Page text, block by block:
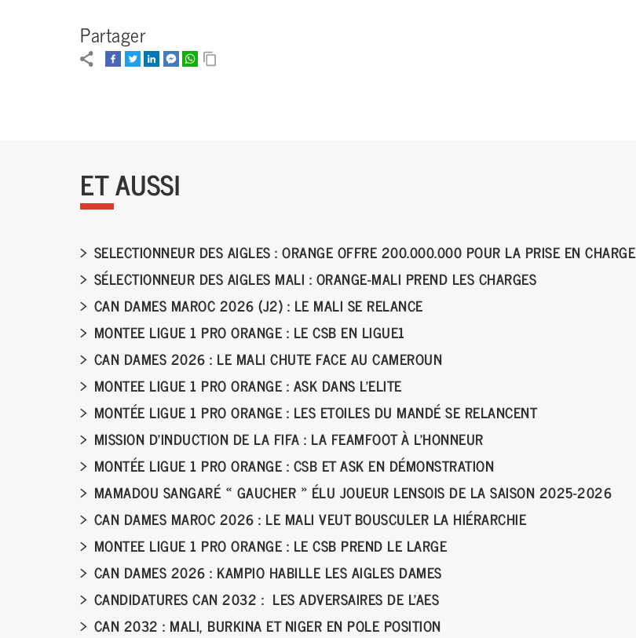
Partager
ET AUSSI
SELECTIONNEUR DES AIGLES : ORANGE OFFRE 200.000.000 POUR LA PRISE EN CHARGE
SÉLECTIONNEUR DES AIGLES MALI : ORANGE-MALI PREND LES CHARGES
CAN DAMES MAROC 2026 (J2) : LE MALI SE RELANCE
MONTEE LIGUE 1 PRO ORANGE : LE CSB EN LIGUE1
CAN DAMES 2026 : LE MALI CHUTE FACE AU CAMEROUN
MONTEE LIGUE 1 PRO ORANGE : ASK DANS L’ELITE
MONTÉE LIGUE 1 PRO ORANGE : LES ETOILES DU MANDÉ SE RELANCENT
MISSION D’INDUCTION DE LA FIFA : LA FEAMFOOT À L’HONNEUR
MONTÉE LIGUE 1 PRO ORANGE : CSB ET ASK EN DÉMONSTRATION
MAMADOU SANGARÉ « GAUCHER » ÉLU JOUEUR LENSOIS DE LA SAISON 2025-2026
CAN DAMES MAROC 2026 : LE MALI VEUT BOUSCULER LA HIÉRARCHIE
MONTEE LIGUE 1 PRO ORANGE : LE CSB PREND LE LARGE
CAN DAMES 2026 : KAMPIO HABILLE LES AIGLES DAMES
CANDIDATURES CAN 2032 : LES ADVERSAIRES DE L'AES
CAN 2032 : MALI, BURKINA ET NIGER EN POLE POSITION